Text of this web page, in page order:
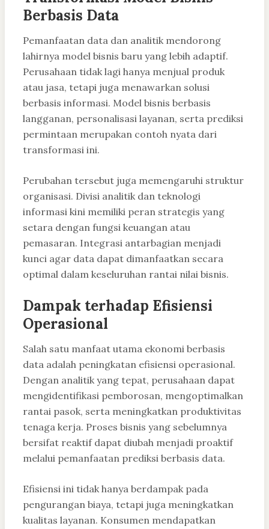
Berbasis Data
Pemanfaatan data dan analitik mendorong
lahirnya model bisnis baru yang lebih adaptif.
Perusahaan tidak lagi hanya menjual produk
atau jasa, tetapi juga menawarkan solusi
berbasis informasi. Model bisnis berbasis
langganan, personalisasi layanan, serta prediksi
permintaan merupakan contoh nyata dari
transformasi ini.
Perubahan tersebut juga memengaruhi struktur
organisasi. Divisi analitik dan teknologi
informasi kini memiliki peran strategis yang
setara dengan fungsi keuangan atau
pemasaran. Integrasi antarbagian menjadi
kunci agar data dapat dimanfaatkan secara
optimal dalam keseluruhan rantai nilai bisnis.
Dampak terhadap Efisiensi
Operasional
Salah satu manfaat utama ekonomi berbasis
data adalah peningkatan efisiensi operasional.
Dengan analitik yang tepat, perusahaan dapat
mengidentifikasi pemborosan, mengoptimalkan
rantai pasok, serta meningkatkan produktivitas
tenaga kerja. Proses bisnis yang sebelumnya
bersifat reaktif dapat diubah menjadi proaktif
melalui pemanfaatan prediksi berbasis data.
Efisiensi ini tidak hanya berdampak pada
pengurangan biaya, tetapi juga meningkatkan
kualitas layanan. Konsumen mendapatkan